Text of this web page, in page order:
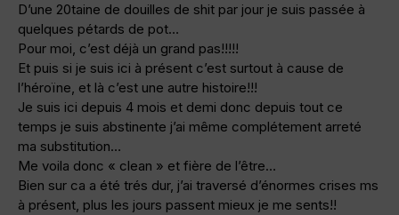
D’une 20taine de douilles de shit par jour je suis passée à
quelques pétards de pot…
Pour moi, c’est déjà un grand pas!!!!!
Et puis si je suis ici à présent c’est surtout à cause de
l’héroïne, et là c’est une autre histoire!!!
Je suis ici depuis 4 mois et demi donc depuis tout ce
temps je suis abstinente j’ai même complétement arreté
ma substitution…
Me voila donc « clean » et fière de l’être…
Bien sur ca a été trés dur, j’ai traversé d’énormes crises ms
à présent, plus les jours passent mieux je me sents!!